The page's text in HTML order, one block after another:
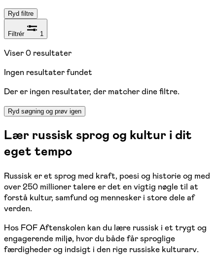
Ryd filtre
Filtrér 1
Viser0 resultater
Ingen resultater fundet
Der er ingen resultater, der matcher dine filtre.
Ryd søgning og prøv igen
Lær russisk sprog og kultur i dit
eget tempo
Russisk er et sprog med kraft, poesi og historie og med
over 250 millioner talere er det en vigtig nøgle til at
forstå kultur, samfund og mennesker i store dele af
verden.
Hos FOF Aftenskolen kan du lære russisk i et trygt og
engagerende miljø, hvor du både får sproglige
færdigheder og indsigt i den rige russiske kulturarv.